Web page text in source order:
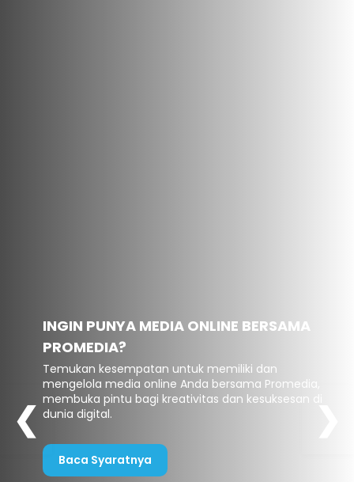
INGIN PUNYA MEDIA ONLINE BERSAMA
PROMEDIA?
Temukan kesempatan untuk memiliki dan
mengelola media online Anda bersama Promedia,
membuka pintu bagi kreativitas dan kesuksesan di
dunia digital.
Baca Syaratnya
❮